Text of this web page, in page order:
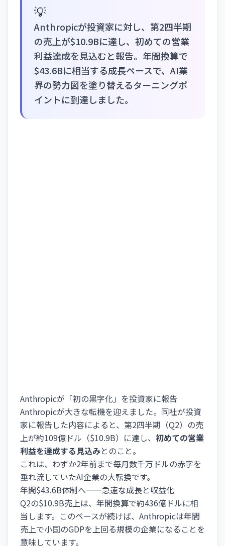
💡
Anthropicが投資家に対し、第2四半期
の売上が$10.9Bに達し、初めての営業
利益達成を見込むと報告。年間換算で
$43.6Bに相当する成長ペースで、AI業
界の勢力図を塗り替えるターニングポ
イントに到達しました。
Anthropicが「初の黒字化」を投資家に報告
Anthropicが大きな転機を迎えました。同社が投資
家に報告した内容によると、第2四半期（Q2）の売
上が約109億ドル（$10.9B）に達し、 初めての営業
利益を達成する見込みとのこと。
これは、わずか2年前まで毎月数千万ドルの赤字を
垂れ流していたAI企業の大転換です。
年間$43.6B体制へ——急速な成長と収益化
Q2の$10.9B売上は、年間換算で約436億ドルに相
当します。このペースが続けば、Anthropicは年間
売上で小国のGDPを上回る規模の企業になることを
意味しています。